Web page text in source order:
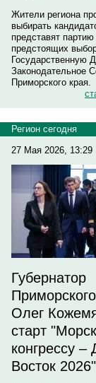
Жители региона
выбирать
представят партию
предстоящих
Государственную
Законодательное
Приморского края.
Регион сегодня
27 Мая 2026, 13:29
Губернатор
Олег
старт
конгрессу –
Восток 2026"